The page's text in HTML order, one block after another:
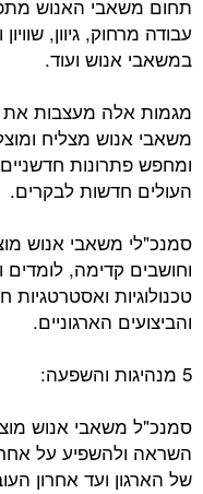
תחום משאבי האנוש
עבודה מרחוק, גיוון,
במשאבי אנוש ועוד.
מגמות אלה מעצבות את
משאבי אנוש מצליח
ומחפש פתרונות
העולים חדשות לבקרים.
סמנכ"לי משאבי אנוש
וחושבים קדימה,
טכנולוגיות ואסטרטגיות
והביצועים הארגוניים.
5 מנהיגות והשפעה:
סמנכ"ל משאבי אנוש
השראה ולהשפיע על
של הארגון ועד אחרון